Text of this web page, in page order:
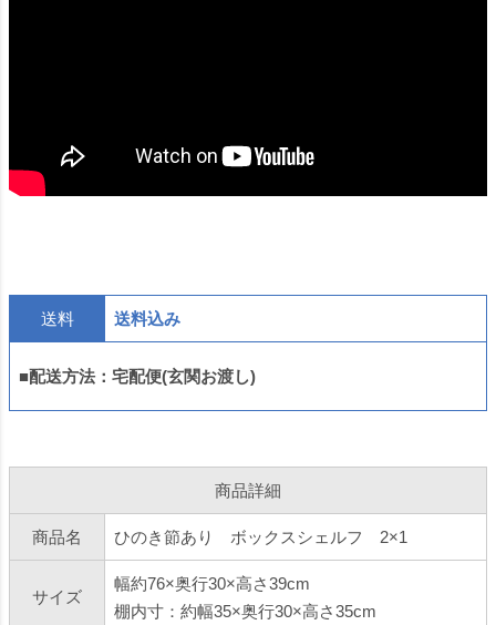
送料 送料込み
■配送方法：宅配便(玄関お渡し)
商品詳細
商品名 ひのき節あり ボックスシェルフ 2×1
サイズ
幅約76×奥行30×高さ39cm
棚内寸：約幅35×奥行30×高さ35cm